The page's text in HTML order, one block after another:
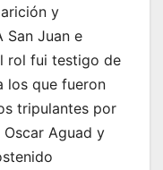
y
San Juan e
rol fui testigo de
los que fueron
tripulantes por
Aguad y